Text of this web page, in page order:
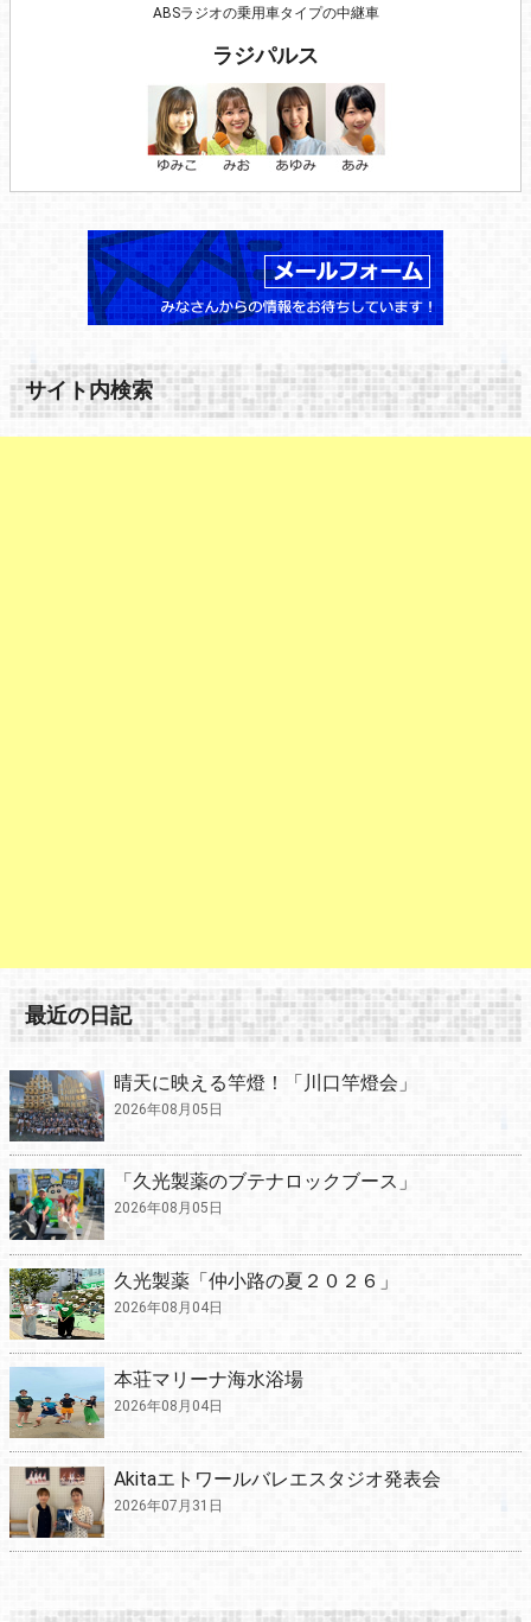
ABSラジオの乗用車タイプの中継車
ラジパルス
サイト内検索
最近の日記
晴天に映える竿燈！「川口竿燈会」
2026年08月05日
「久光製薬のブテナロックブース」
2026年08月05日
久光製薬「仲小路の夏２０２６」
2026年08月04日
本荘マリーナ海水浴場
2026年08月04日
Akitaエトワールバレエスタジオ発表会
2026年07月31日